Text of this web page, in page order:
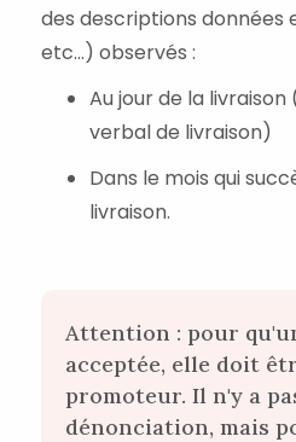
des descriptions données
etc...) observés :
Au jour de la
verbal de livraison)
Dans le mois qui
livraison.
Attention : pour
acceptée, elle doit
promoteur. Il n'y a
dénonciation, mais